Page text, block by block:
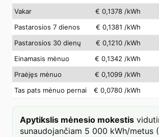
Vakar
€ 0,1378 /kWh
Pastarosios 7 dienos
€ 0,1381 /kWh
Pastarosios 30 dienų
€ 0,1210 /kWh
Einamasis mėnuo
€ 0,1342 /kWh
Praėjęs mėnuo
€ 0,1099 /kWh
Tas pats mėnuo pernai
€ 0,0780 /kWh
Apytikslis mėnesio mokestis
sunaudojančiam 5 000 kWh/metus